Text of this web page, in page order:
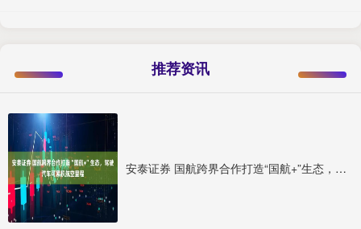
推荐资讯
安泰证券 国航跨界合作打造“国航+”生态，驾驶汽车可累积航空里程